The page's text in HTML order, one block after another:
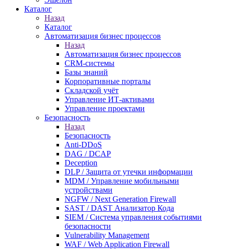
Каталог
Назад
Каталог
Автоматизация бизнес процессов
Назад
Автоматизация бизнес процессов
CRM-системы
Базы знаний
Корпоративные порталы
Складской учёт
Управление ИТ-активами
Управление проектами
Безопасность
Назад
Безопасность
Anti-DDoS
DAG / DCAP
Deception
DLP / Защита от утечки информации
MDM / Управление мобильными
устройствами
NGFW / Next Generation Firewall
SAST / DAST Анализатор Кода
SIEM / Система управления событиями
безопасности
Vulnerability Management
WAF / Web Application Firewall